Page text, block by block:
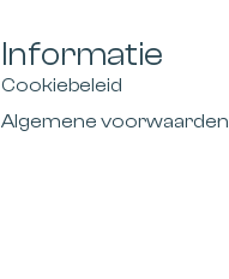
Informatie
Cookiebeleid
Algemene voorwaarden